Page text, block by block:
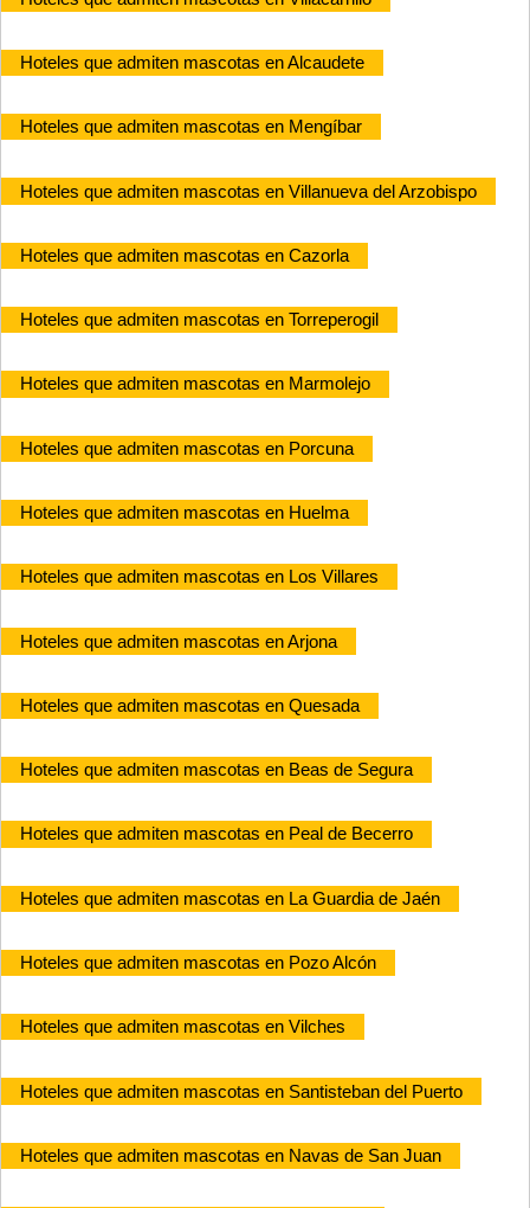
Hoteles que admiten mascotas en Alcaudete
Hoteles que admiten mascotas en Mengíbar
Hoteles que admiten mascotas en Villanueva del Arzobispo
Hoteles que admiten mascotas en Cazorla
Hoteles que admiten mascotas en Torreperogil
Hoteles que admiten mascotas en Marmolejo
Hoteles que admiten mascotas en Porcuna
Hoteles que admiten mascotas en Huelma
Hoteles que admiten mascotas en Los Villares
Hoteles que admiten mascotas en Arjona
Hoteles que admiten mascotas en Quesada
Hoteles que admiten mascotas en Beas de Segura
Hoteles que admiten mascotas en Peal de Becerro
Hoteles que admiten mascotas en La Guardia de Jaén
Hoteles que admiten mascotas en Pozo Alcón
Hoteles que admiten mascotas en Vilches
Hoteles que admiten mascotas en Santisteban del Puerto
Hoteles que admiten mascotas en Navas de San Juan